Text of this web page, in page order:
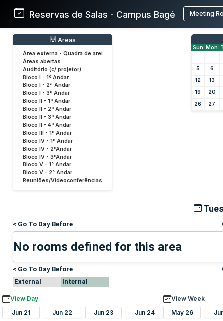
Reservas de Salas - Campus Bagé Meeting
Areas
Área externa - Quadra de arei
Áreas abertas
Auditório (c/ projetor)
Bloco I - 1º Andar
Bloco I - 2ª Andar
Bloco I - 3º Andar
Bloco II - 1º Andar
Bloco II - 2º Andar
Bloco II - 3º Andar
Bloco II - 4º Andar
Bloco III - 1º Andar
Bloco IV - 1º Andar
Bloco IV - 2ºAndar
Bloco IV - 3ºAndar
Bloco V - 1° Andar
Bloco V - 2° Andar
Reuniões/Videoconferências
Sun Mon
5
6
12
13
19
20
26
27
< Go To Day Before
No rooms defined for this area
< Go To Day Before
External
Internal
View Day
Jun 21
Jun 22 Jun 23 Jun 24
View Week
May 26